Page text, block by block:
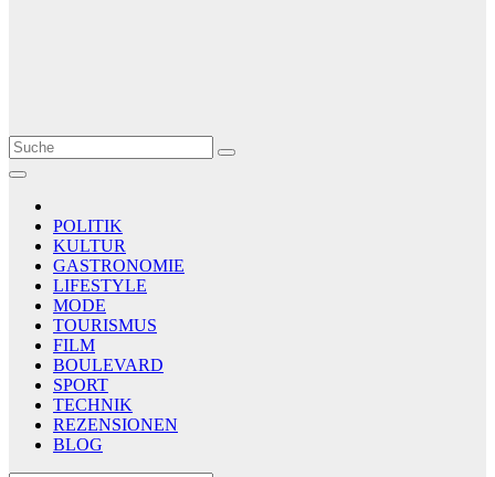
Le Matin
AGENCE DE PRESSE
POLITIK
KULTUR
GASTRONOMIE
LIFESTYLE
MODE
TOURISMUS
FILM
BOULEVARD
SPORT
TECHNIK
REZENSIONEN
BLOG